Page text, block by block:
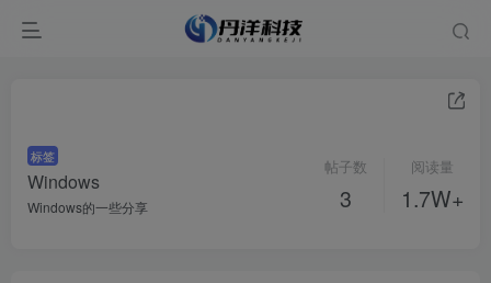
标签
Windows
Windows的一些分享
帖子数
3
阅读量
1.7W+